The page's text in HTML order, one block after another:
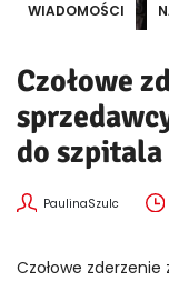
WIADOMOŚCI
Czołowe
do szpitala
PaulinaSzulc
Czołowe